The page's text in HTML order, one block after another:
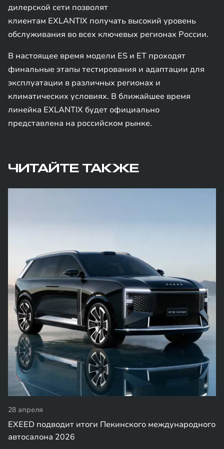
дилерской сети позволят
клиентам EXLANTIX получать высокий уровень
обслуживания во всех ключевых регионах России.
В настоящее время модели ES и ET проходят
финальные этапы тестирования и адаптации для
эксплуатации в различных регионах и
климатических условиях. В ближайшее время
линейка EXLANTIX будет официально
представлена на российском рынке.
ЧИТАЙТЕ ТАКЖЕ
28 апреля
EXEED подводит итоги Пекинского международного
автосалона 2026